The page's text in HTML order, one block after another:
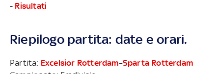
- Risultati
Riepilogo partita: date e orari.
Partita: Excelsior Rotterdam–Sparta Rotterdam